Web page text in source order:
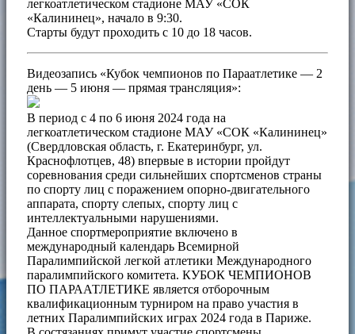
легкоатлетическом стадионе МАУ «СОК
«Калининец», начало в 9:30.
Старты будут проходить с 10 до 18 часов.
Видеозапись «Кубок чемпионов по Параатлетике — 2
день — 5 июня — прямая трансляция»:
В период с 4 по 6 июня 2024 года на
легкоатлетическом стадионе МАУ «СОК «Калининец»
(Свердловская область, г. Екатеринбург, ул.
Краснофлотцев, 48) впервые в истории пройдут
соревнования среди сильнейших спортсменов страны
по спорту лиц с поражением опорно-двигательного
аппарата, спорту слепых, спорту лиц с
интеллектуальными нарушениями.
Данное спортмероприятие включено в
международный календарь Всемирной
Паралимпийской легкой атлетики Международного
паралимпийского комитета. КУБОК ЧЕМПИОНОВ
ПО ПАРААТЛЕТИКЕ является отборочным
квалификационным турниром на право участия в
летних Паралимпийских играх 2024 года в Париже.